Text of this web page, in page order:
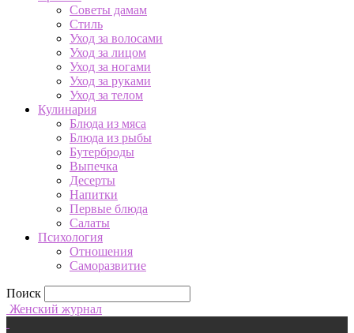
Советы дамам
Стиль
Уход за волосами
Уход за лицом
Уход за ногами
Уход за руками
Уход за телом
Кулинария
Блюда из мяса
Блюда из рыбы
Бутерброды
Выпечка
Десерты
Напитки
Первые блюда
Салаты
Психология
Отношения
Саморазвитие
Поиск
Женский журнал